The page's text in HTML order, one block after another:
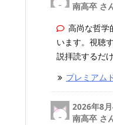
南高卒 さ
高尚な哲学
います。視聴
説拝読するだ
プレミアム
2026年8
南高卒 さ